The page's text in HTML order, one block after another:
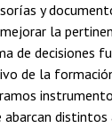
y
la
de decisiones
de la
distintos